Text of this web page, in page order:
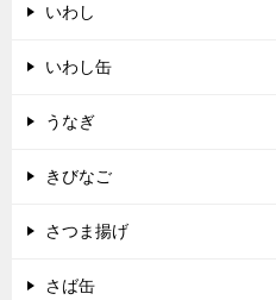
いわし
いわし缶
うなぎ
きびなご
さつま揚げ
さば缶